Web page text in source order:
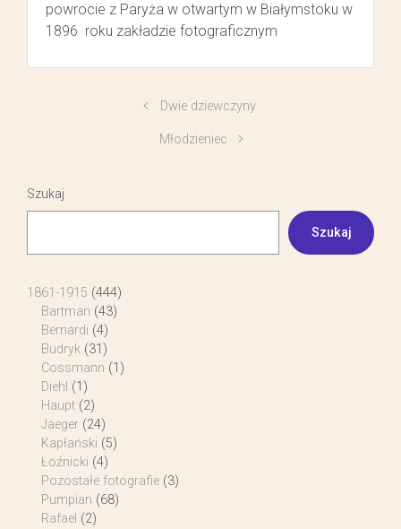
powrocie z Paryża w otwartym w Białymstoku w
1896 roku zakładzie fotograficznym
Dwie dziewczyny
Młodzieniec
Szukaj
Szukaj
1861-1915 (444)
Bartman (43)
Bernardi (4)
Budryk (31)
Cossmann (1)
Diehl (1)
Haupt (2)
Jaeger (24)
Kapłański (5)
Łoźnicki (4)
Pozostałe fotografie (3)
Pumpian (68)
Rafael (2)